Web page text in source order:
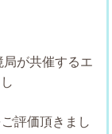
が共催するエ
評価頂きまし